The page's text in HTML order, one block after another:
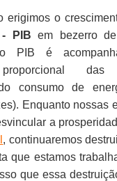
erigimos o
PIB em bezerro
PIB é
das
consumo de
Enquanto nossas
a
, continuaremos
que estamos
que essa